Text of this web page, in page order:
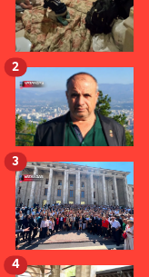
2
3
4